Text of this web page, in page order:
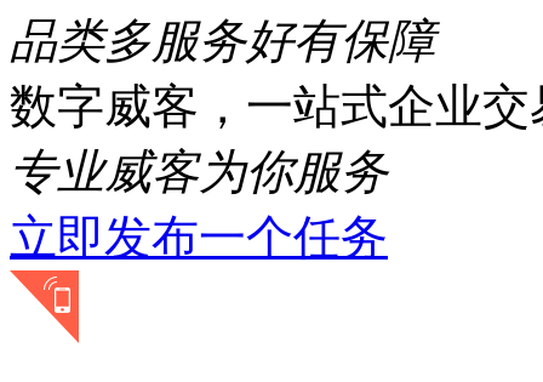
品类多服务好有保障
数字威客，一站式企业
专业威客为你服务
立即发布一个任务